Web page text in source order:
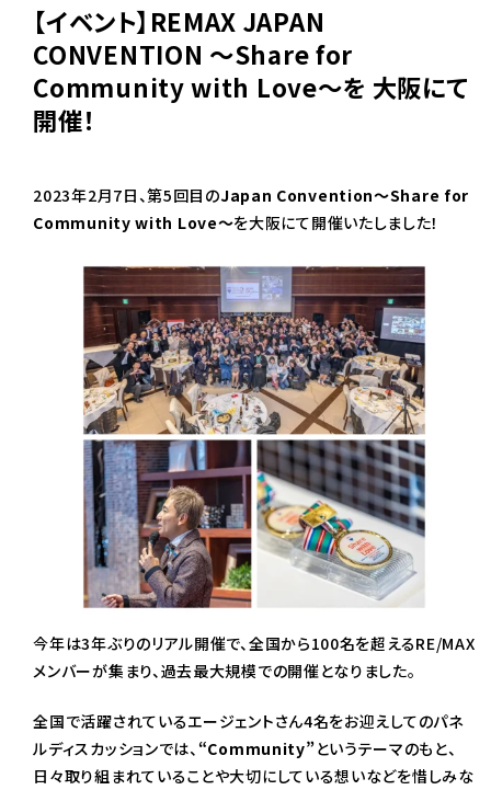
【イベント】REMAX JAPAN
CONVENTION ～Share for
Community with Love～を 大阪にて
開催！
2023年2月7日、第5回目のJapan Convention～Share for
Community with Love～を大阪にて開催いたしました！
今年は3年ぶりのリアル開催で、全国から100名を超えるRE/MAX
メンバーが集まり、過去最大規模での開催となりました。
全国で活躍されているエージェントさん4名をお迎えしてのパネ
ルディスカッションでは、 “Community”というテーマのもと、
日々取り組まれていることや大切にしている想いなどを惜しみな